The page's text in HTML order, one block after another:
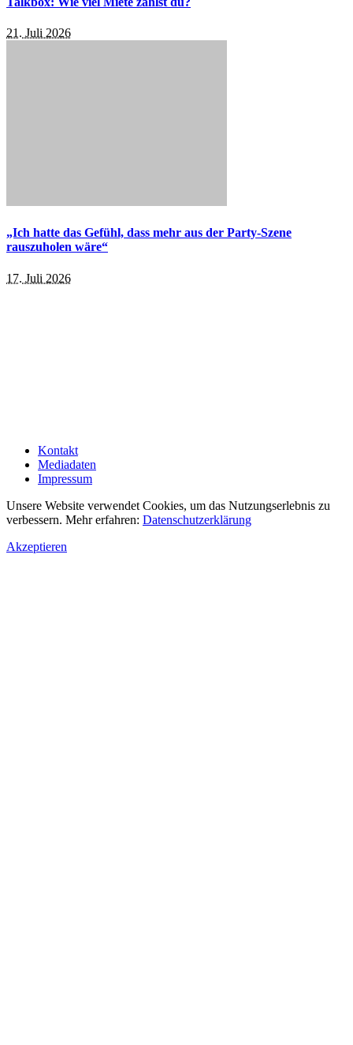
21. Juli 2026
„Ich hatte das Gefühl, dass mehr aus der Party-Szene
rauszuholen wäre“
17. Juli 2026
Kontakt
Mediadaten
Impressum
Unsere Website verwendet Cookies, um das Nutzungserlebnis zu
verbessern. Mehr erfahren: Datenschutzerklärung
Akzeptieren